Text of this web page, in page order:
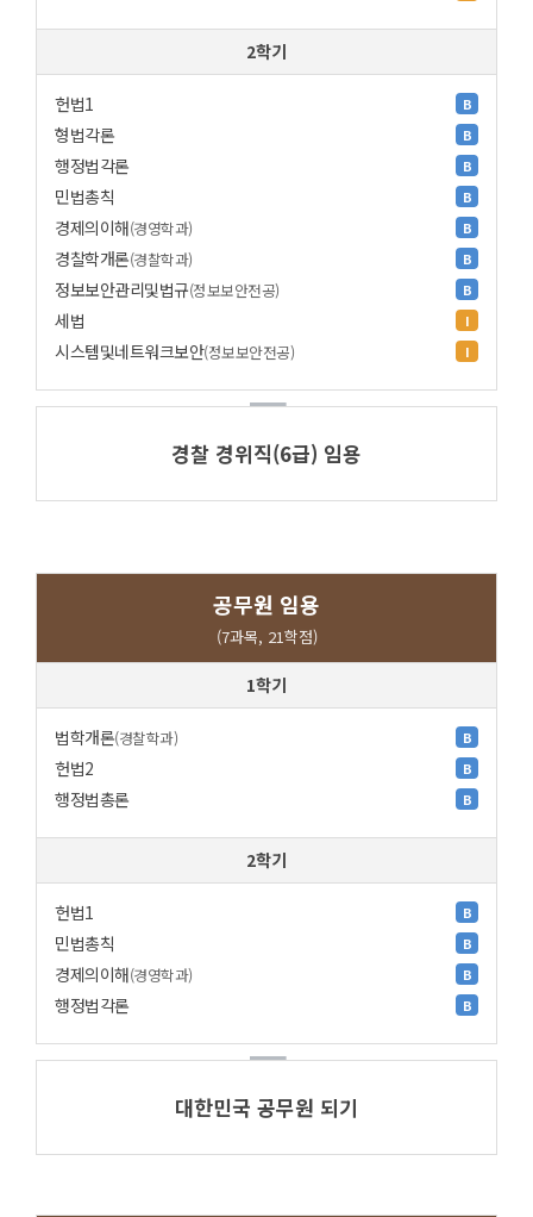
2학기
헌법1 B
형법각론 B
행정법각론 B
민법총칙 B
경제의이해(경영학과) B
경찰학개론(경찰학과) B
정보보안관리및법규(정보보안전공) B
세법 I
시스템및네트워크보안(정보보안전공) I
경찰 경위직(6급) 임용
공무원 임용
(7과목, 21학점)
1학기
법학개론(경찰학과) B
헌법2 B
행정법총론 B
2학기
헌법1 B
민법총칙 B
경제의이해(경영학과) B
행정법각론 B
대한민국 공무원 되기